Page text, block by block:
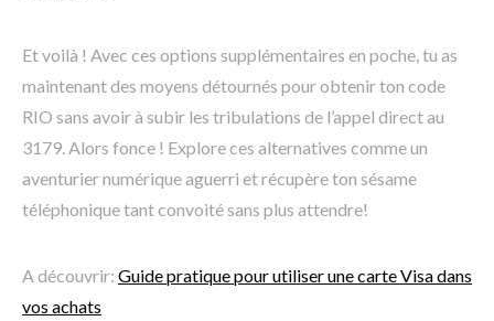
Et voilà ! Avec ces options supplémentaires en poche, tu as
maintenant des moyens détournés pour obtenir ton code
RIO sans avoir à subir les tribulations de l’appel direct au
3179. Alors fonce ! Explore ces alternatives comme un
aventurier numérique aguerri et récupère ton sésame
téléphonique tant convoité sans plus attendre!
A découvrir: Guide pratique pour utiliser une carte Visa dans
vos achats